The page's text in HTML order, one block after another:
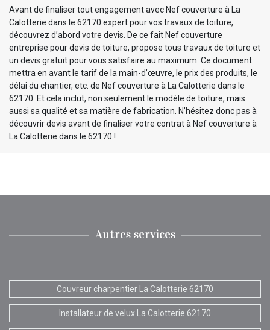
Avant de finaliser tout engagement avec Nef couverture à La
Calotterie dans le 62170 expert pour vos travaux de toiture,
découvrez d’abord votre devis. De ce fait Nef couverture
entreprise pour devis de toiture, propose tous travaux de toiture et
un devis gratuit pour vous satisfaire au maximum. Ce document
mettra en avant le tarif de la main-d’œuvre, le prix des produits, le
délai du chantier, etc. de Nef couverture à La Calotterie dans le
62170. Et cela inclut, non seulement le modèle de toiture, mais
aussi sa qualité et sa matière de fabrication. N’hésitez donc pas à
découvrir devis avant de finaliser votre contrat à Nef couverture à
La Calotterie dans le 62170 !
Autres services
Couvreur charpentier La Calotterie 62170
Installateur de velux La Calotterie 62170